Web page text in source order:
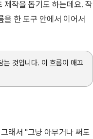
제작을 돕기도 하는데요. 작
을 한 도구 안에서 이어서
는 것입니다. 이 흐름이 매끄
래서 "그냥 아무거나 써도